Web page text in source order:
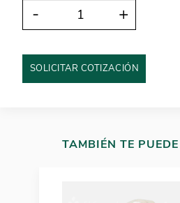
- +
SOLICITAR COTIZACIÓN
TAMBIÉN TE